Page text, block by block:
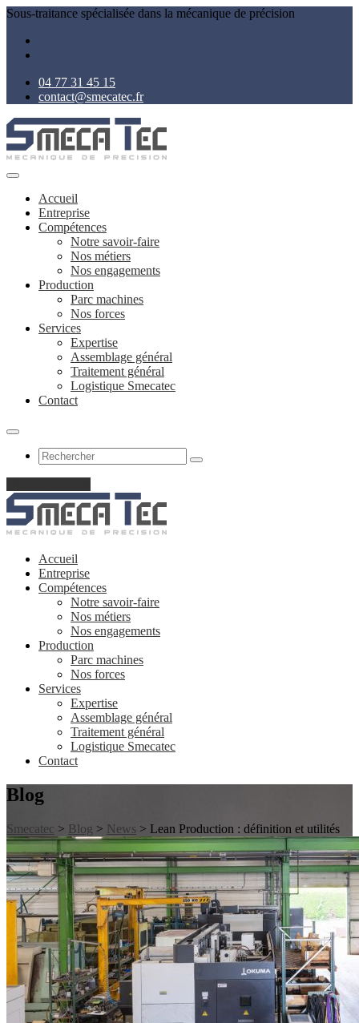
Sous-traitance spécialisée dans la mécanique de précision
04 77 31 45 15
contact@smecatec.fr
Accueil
Entreprise
Compétences
Notre savoir-faire
Nos métiers
Nos engagements
Production
Parc machines
Nos forces
Services
Expertise
Assemblage général
Traitement général
Logistique Smecatec
Contact
Accueil
Entreprise
Compétences
Notre savoir-faire
Nos métiers
Nos engagements
Production
Parc machines
Nos forces
Services
Expertise
Assemblage général
Traitement général
Logistique Smecatec
Contact
Blog
Smecatec > Blog > News > Lean Production : définition et utilités